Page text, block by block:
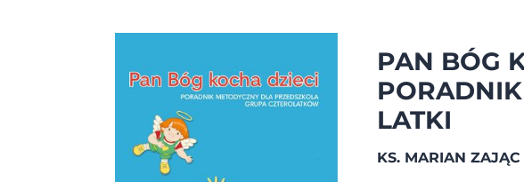
PAN BÓG
LATKI
KS. MARIAN ZAJĄC